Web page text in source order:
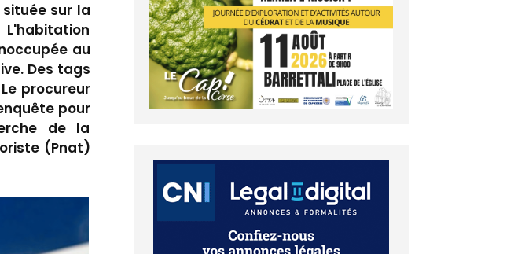
sur la
au
Des tags
procureur
pour
de la
(Pnat)